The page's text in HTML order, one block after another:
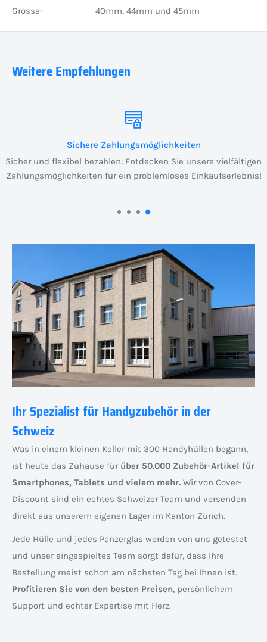
Grösse:
40mm, 44mm und 45mm
Weitere Empfehlungen
Sichere Zahlungsmöglichkeiten
Sicher und flexibel bezahlen: Entdecken Sie unsere vielfältigen
Zahlungsmöglichkeiten für ein problemloses Einkaufserlebnis!
Ihr Spezialist für Handyzubehör in der
Schweiz
Was in einem kleinen Keller mit 300 Handyhüllen begann,
ist heute das Zuhause für über 50.000 Zubehör-Artikel für
Smartphones, Tablets und vielem mehr. Wir von Cover-
Discount sind ein echtes Schweizer Team und versenden
direkt aus unserem eigenen Lager im Kanton Zürich.
Jede Hülle und jedes Panzerglas werden von uns getestet
und unser eingespieltes Team sorgt dafür, dass Ihre
Bestellung meist schon am nächsten Tag bei Ihnen ist.
Profitieren Sie von den besten Preisen, persönlichem
Support und echter Expertise mit Herz.